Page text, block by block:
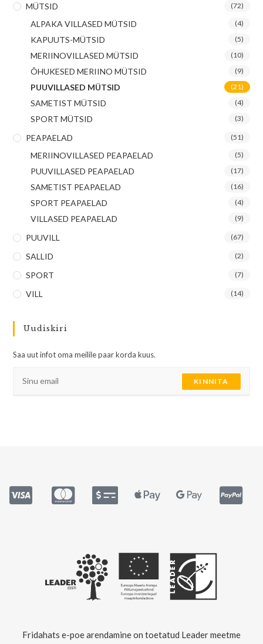
MÜTSID (72)
ALPAKA VILLASED MÜTSID (4)
KAPUUTS-MÜTSID (5)
MERIINOVILLASED MÜTSID (10)
ÕHUKESED MERIINO MÜTSID (9)
PUUVILLASED MÜTSID (21)
SAMETIST MÜTSID (4)
SPORT MÜTSID (3)
PEAPAELAD (51)
MERIINOVILLASED PEAPAELAD (5)
PUUVILLASED PEAPAELAD (17)
SAMETIST PEAPAELAD (16)
SPORT PEAPAELAD (4)
VILLASED PEAPAELAD (9)
PUUVILL (67)
SALLID (2)
SPORT (7)
VILL (14)
Uudiskiri
Saa uut infot oma meilile paar korda kuus.
KINNITA
Fridahats e-poe arendamine on toetatud Leader meetme